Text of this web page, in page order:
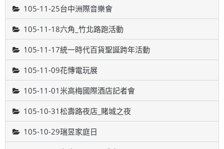
105-11-25台中洲際音樂會
105-11-18六角_竹北路跑活動
105-11-17統一時代百貨聖誕跨年活動
105-11-09花慱電玩展
105-11-01米高梅國際酒店記者會
105-10-31松壽路夜店_賭城之夜
105-10-29瑞昱家庭日